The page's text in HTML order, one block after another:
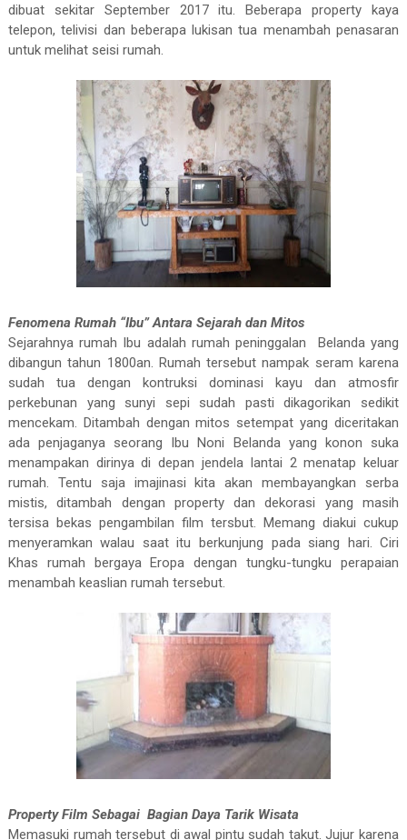
dibuat sekitar September 2017 itu. Beberapa property kaya
telepon, telivisi dan beberapa lukisan tua menambah penasaran
untuk melihat seisi rumah.
Fenomena Rumah “Ibu” Antara Sejarah dan Mitos
Sejarahnya rumah Ibu adalah rumah peninggalan
Belanda yang
dibangun tahun 1800an. Rumah tersebut nampak seram karena
sudah tua dengan kontruksi dominasi kayu dan atmosfir
perkebunan yang sunyi sepi sudah pasti dikagorikan sedikit
mencekam. Ditambah dengan mitos setempat yang diceritakan
ada penjaganya seorang Ibu Noni Belanda yang konon suka
menampakan dirinya di depan jendela lantai 2 menatap keluar
rumah. Tentu saja imajinasi kita akan membayangkan serba
mistis, ditambah dengan property dan dekorasi yang masih
tersisa bekas pengambilan film tersbut. Memang diakui cukup
menyeramkan walau saat itu berkunjung pada siang hari. Ciri
Khas rumah bergaya Eropa dengan tungku-tungku perapaian
menambah keaslian rumah tersebut.
Property Film Sebagai Bagian Daya Tarik Wisata
Memasuki rumah tersebut di awal pintu sudah takut. Jujur karena